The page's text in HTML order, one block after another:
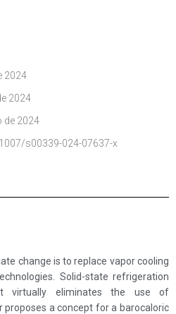
2024
2024
de 2024
s00339-024-07637-x
change is to replace vapor cooling
Solid-state refrigeration
virtually eliminates the use of
proposes a concept for a barocaloric